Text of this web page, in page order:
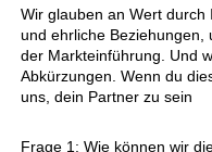
Wir glauben an Wert
und ehrliche Beziehungen,
der Markteinführung. Und
Abkürzungen. Wenn du
uns, dein Partner zu sein
Frage 1: Wie können wir